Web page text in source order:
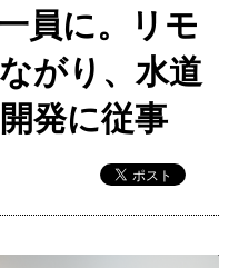
員に。リモ
がり、水道
発に従事